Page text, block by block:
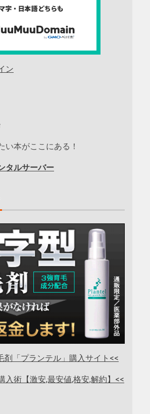
ン
い本がここにある！
タルサーバー
剤「プランテル」購入サイト<<
入術【激安,最安値,格安,解約】<<